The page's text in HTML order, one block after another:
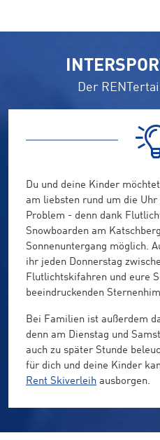
Der
Du und deine Kinder
am liebsten rund um die
Problem - denn dank
Snowboarden am
Sonnenuntergang möglich.
ihr jeden Donnerstag
Flutlichtskifahren und eure
beeindruckenden
Bei Familien ist außerdem
denn am Dienstag und
auch zu später Stunde
für dich und deine Kinder
Rent Skiverleih ausborgen.